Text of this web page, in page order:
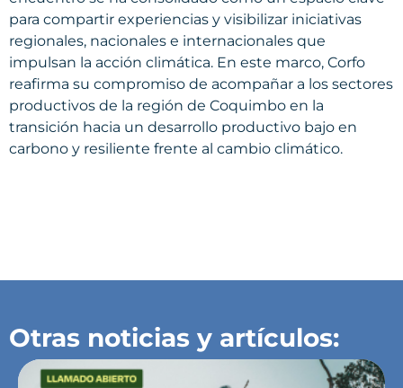
para compartir experiencias y visibilizar iniciativas
regionales, nacionales e internacionales que
impulsan la acción climática. En este marco, Corfo
reafirma su compromiso de acompañar a los sectores
productivos de la región de Coquimbo en la
transición hacia un desarrollo productivo bajo en
carbono y resiliente frente al cambio climático.
Otras noticias y artículos: